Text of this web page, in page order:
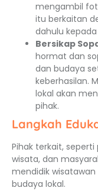
mengambil
itu berkaitan
dahulu
Bersikap
hormat dan
dan budaya
keberhasilan.
lokal akan
pihak.
Langkah
Pihak terkait,
wisata, dan
mendidik
budaya lokal.